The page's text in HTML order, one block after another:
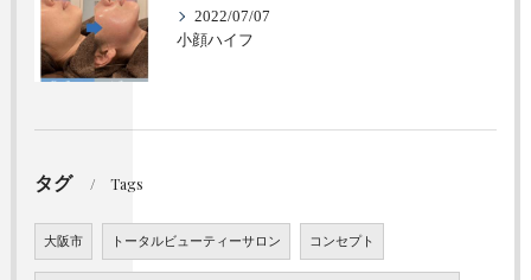
2022/07/07
小顔ハイフ
タグ Tags
大阪市 トータルビューティーサロン コンセプト